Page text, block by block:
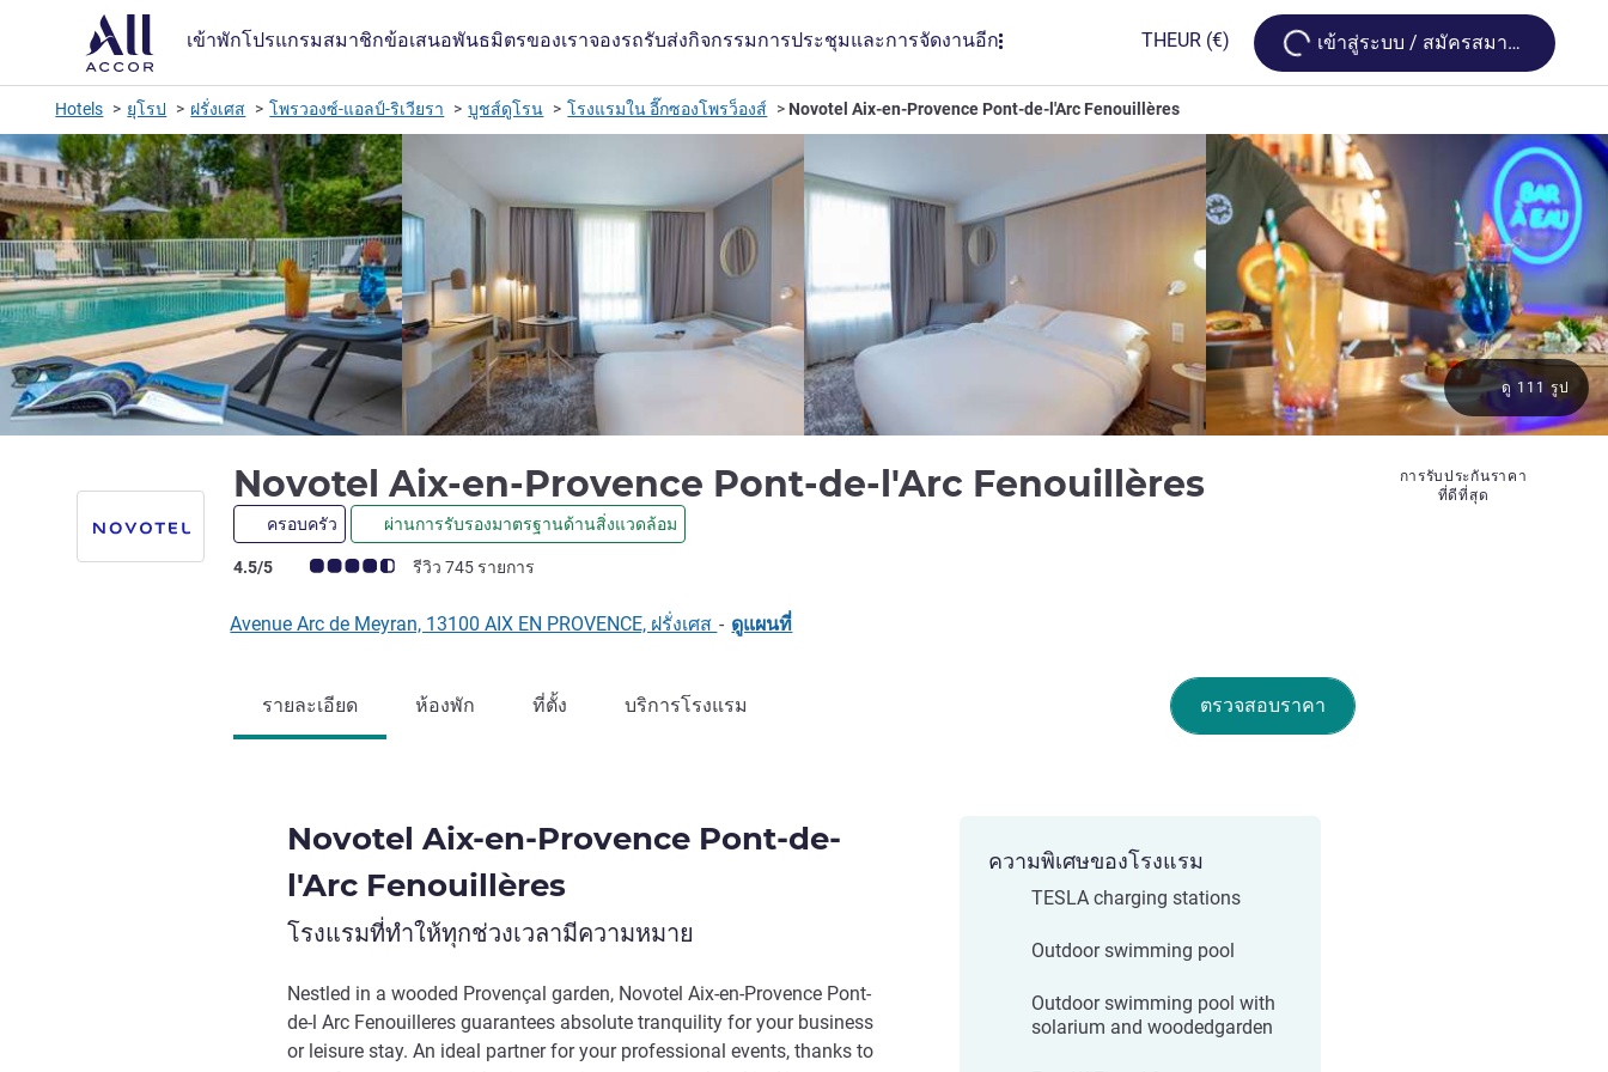
เข้าพักโปรแกรมสมาชิกข้อเสนอพันธมิตรของเราจองรถรับส่งกิจกรรมการประชุมและการจัดงานอีก THEUR (€) Loading...
เข้าสู่ระบบ / สมัครสมาชิก
Hotels ยุโรป ฝรั่งเศส โพรวองซ์-แอลป์-ริเวียรา บูชส์ดูโรน โรงแรมใน อี๊กซองโพรว็องส์ Novotel Aix-en-Provence Pont-de-l'Arc Fenouillères
Novotel Aix-en-Provence Pont-de-l'Arc Fenouillères
ครอบครัว ผ่านการรับรองมาตรฐานด้านสิ่งแวดล้อม
คะแนนความคิดเห็นจากแขก (เรทติ้งบน ALL)
4.5/5 รีวิว 745 รายการ
การรับประกันราคา
ที่ดีที่สุด
ดู 111 รูป
Avenue Arc de Meyran, 13100 AIX EN PROVENCE, ฝรั่งเศส - ดูแผนที่
ตรวจสอบราคา
รายละเอียด ห้องพัก ที่ตั้ง บริการโรงแรม
Novotel Aix-en-Provence Pont-de-
l'Arc Fenouillères
โรงแรมที่ทำให้ทุกช่วงเวลามีความหมาย
Nestled in a wooded Provençal garden, Novotel Aix-en-Provence Pont-
de-l Arc Fenouilleres guarantees absolute tranquility for your business
or leisure stay. An ideal partner for your professional events, thanks to
ความพิเศษของโรงแรม
TESLA charging stations
Outdoor swimming pool
Outdoor swimming pool with
solarium and woodedgarden